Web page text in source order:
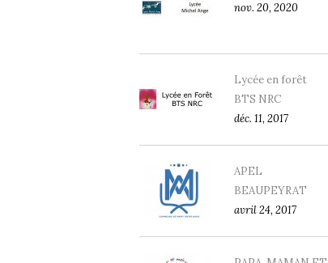
nov. 20, 2020
Lycée en forêt
BTS NRC
déc. 11, 2017
APEL
BEAUPEYRAT
avril 24, 2017